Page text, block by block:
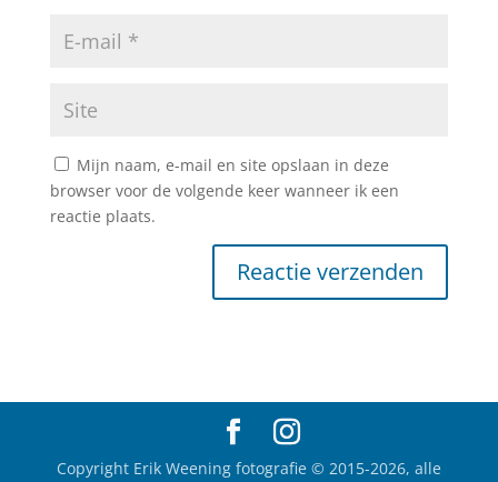
Mijn naam, e-mail en site opslaan in deze
browser voor de volgende keer wanneer ik een
reactie plaats.
Copyright Erik Weening fotografie © 2015-2026, alle